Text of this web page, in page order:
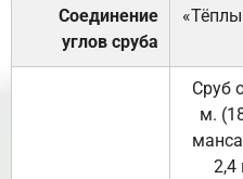
Соединение
углов сруба
Сруб
м.
2,4